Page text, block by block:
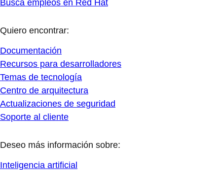
Busca empleos en Red Hat
Quiero encontrar:
Documentación
Recursos para desarrolladores
Temas de tecnología
Centro de arquitectura
Actualizaciones de seguridad
Soporte al cliente
Deseo más información sobre:
Inteligencia artificial